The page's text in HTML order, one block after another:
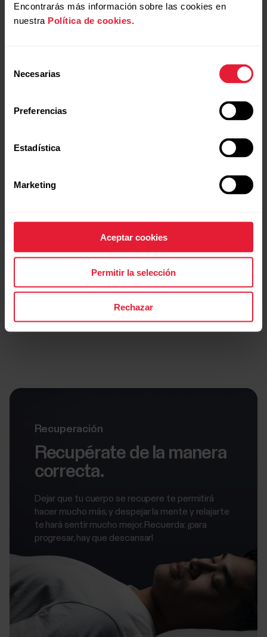
Encontrarás más información sobre las cookies en
nuestra Política de cookies.
Necesarias
Preferencias
Estadística
Marketing
Aceptar cookies
Permitir la selección
Rechazar
Recuperación
Recupérate de la manera
correcta.
Dejar que tu cuerpo se recupere te permitirá
hacer mucho más, y despejar la mente y relajarte
te hará sentir mucho mejor. Recuerda: ¡para
progresar, hay que descansar!